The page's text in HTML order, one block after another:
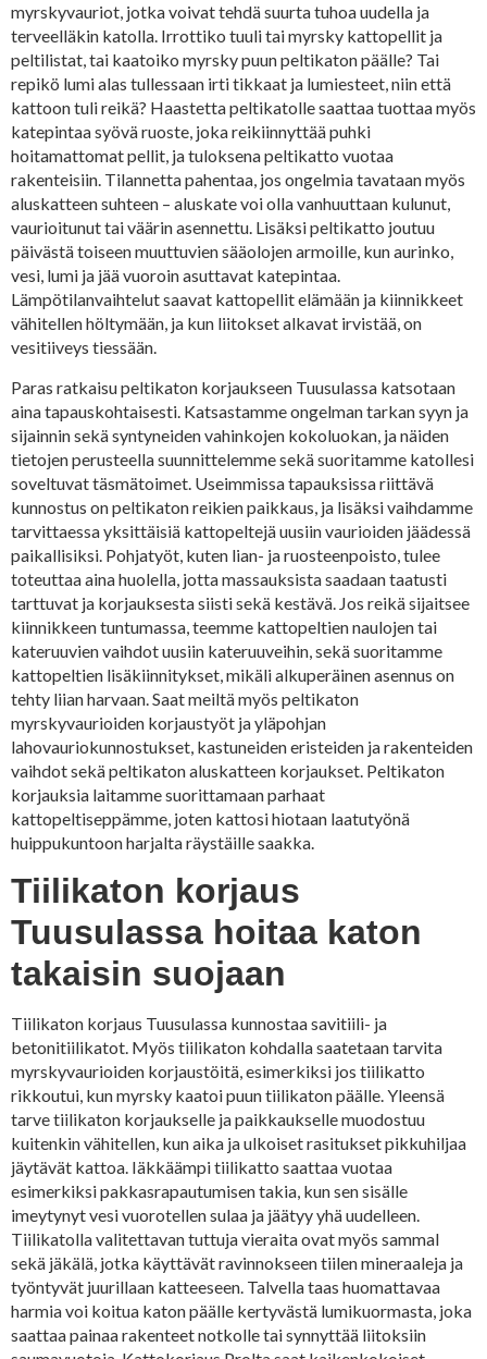
myrskyvauriot, jotka voivat tehdä suurta tuhoa uudella ja
terveelläkin katolla. Irrottiko tuuli tai myrsky kattopellit ja
peltilistat, tai kaatoiko myrsky puun peltikaton päälle? Tai
repikö lumi alas tullessaan irti tikkaat ja lumiesteet, niin että
kattoon tuli reikä? Haastetta peltikatolle saattaa tuottaa myös
katepintaa syövä ruoste, joka reikiinnyttää puhki
hoitamattomat pellit, ja tuloksena peltikatto vuotaa
rakenteisiin. Tilannetta pahentaa, jos ongelmia tavataan myös
aluskatteen suhteen – aluskate voi olla vanhuuttaan kulunut,
vaurioitunut tai väärin asennettu. Lisäksi peltikatto joutuu
päivästä toiseen muuttuvien sääolojen armoille, kun aurinko,
vesi, lumi ja jää vuoroin asuttavat katepintaa.
Lämpötilanvaihtelut saavat kattopellit elämään ja kiinnikkeet
vähitellen höltymään, ja kun liitokset alkavat irvistää, on
vesitiiveys tiessään.
Paras ratkaisu peltikaton korjaukseen Tuusulassa katsotaan
aina tapauskohtaisesti. Katsastamme ongelman tarkan syyn ja
sijainnin sekä syntyneiden vahinkojen kokoluokan, ja näiden
tietojen perusteella suunnittelemme sekä suoritamme katollesi
soveltuvat täsmätoimet. Useimmissa tapauksissa riittävä
kunnostus on peltikaton reikien paikkaus, ja lisäksi vaihdamme
tarvittaessa yksittäisiä kattopeltejä uusiin vaurioiden jäädessä
paikallisiksi. Pohjatyöt, kuten lian- ja ruosteenpoisto, tulee
toteuttaa aina huolella, jotta massauksista saadaan taatusti
tarttuvat ja korjauksesta siisti sekä kestävä. Jos reikä sijaitsee
kiinnikkeen tuntumassa, teemme kattopeltien naulojen tai
kateruuvien vaihdot uusiin kateruuveihin, sekä suoritamme
kattopeltien lisäkiinnitykset, mikäli alkuperäinen asennus on
tehty liian harvaan. Saat meiltä myös peltikaton
myrskyvaurioiden korjaustyöt ja yläpohjan
lahovauriokunnostukset, kastuneiden eristeiden ja rakenteiden
vaihdot sekä peltikaton aluskatteen korjaukset. Peltikaton
korjauksia laitamme suorittamaan parhaat
kattopeltiseppämme, joten kattosi hiotaan laatutyönä
huippukuntoon harjalta räystäille saakka.
Tiilikaton korjaus
Tuusulassa hoitaa katon
takaisin suojaan
Tiilikaton korjaus Tuusulassa kunnostaa savitiili- ja
betonitiilikatot. Myös tiilikaton kohdalla saatetaan tarvita
myrskyvaurioiden korjaustöitä, esimerkiksi jos tiilikatto
rikkoutui, kun myrsky kaatoi puun tiilikaton päälle. Yleensä
tarve tiilikaton korjaukselle ja paikkaukselle muodostuu
kuitenkin vähitellen, kun aika ja ulkoiset rasitukset pikkuhiljaa
jäytävät kattoa. Iäkkäämpi tiilikatto saattaa vuotaa
esimerkiksi pakkasrapautumisen takia, kun sen sisälle
imeytynyt vesi vuorotellen sulaa ja jäätyy yhä uudelleen.
Tiilikatolla valitettavan tuttuja vieraita ovat myös sammal
sekä jäkälä, jotka käyttävät ravinnokseen tiilen mineraaleja ja
työntyvät juurillaan katteeseen. Talvella taas huomattavaa
harmia voi koitua katon päälle kertyvästä lumikuormasta, joka
saattaa painaa rakenteet notkolle tai synnyttää liitoksiin